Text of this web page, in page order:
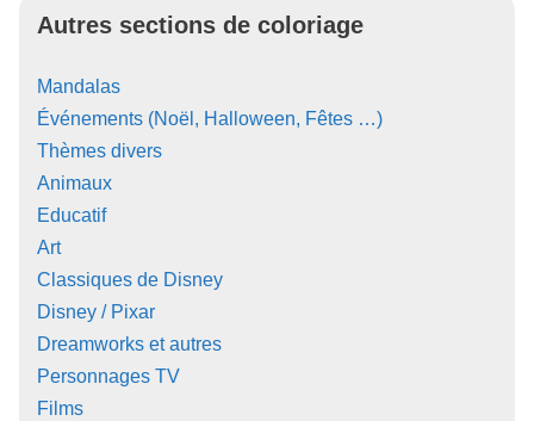
Autres sections de coloriage
Mandalas
Événements (Noël, Halloween, Fêtes …)
Thèmes divers
Animaux
Educatif
Art
Classiques de Disney
Disney / Pixar
Dreamworks et autres
Personnages TV
Films